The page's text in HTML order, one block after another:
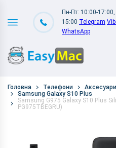
Пн-Пт: 10:00-
15:00 Telegram
WhatsApp
Головна Телефони
Samsung Galaxy S10 Plus
Samsung G975 Galaxy S10 Plus
PG975TBEGRU)